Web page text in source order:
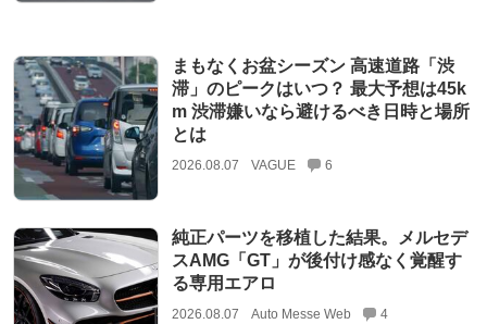
まもなくお盆シーズン 高速道路「渋
滞」のピークはいつ？ 最大予想は45k
m 渋滞嫌いなら避けるべき日時と場所
とは
2026.08.07 VAGUE 6
純正パーツを移植した結果。メルセデ
スAMG「GT」が後付け感なく覚醒す
る専用エアロ
2026.08.07 Auto Messe Web 4